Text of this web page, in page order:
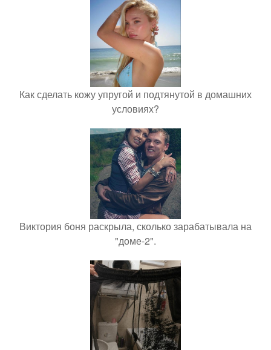
Как сделать кожу упругой и подтянутой в домашних
условиях?
Виктория боня раскрыла, сколько зарабатывала на
"доме-2".